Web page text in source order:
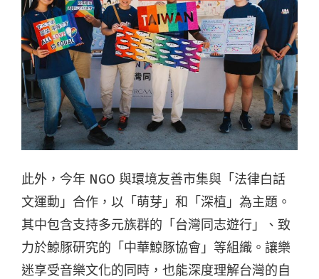
此外，今年 NGO 與環境友善市集與「法律白話
文運動」合作，以「萌芽」和「深植」為主題。
其中包含支持多元族群的「台灣同志遊行」
、致
力於鯨豚研究的「中華鯨豚協會」等組織。讓樂
迷享受音樂文化的同時，也能深度理解台灣的自